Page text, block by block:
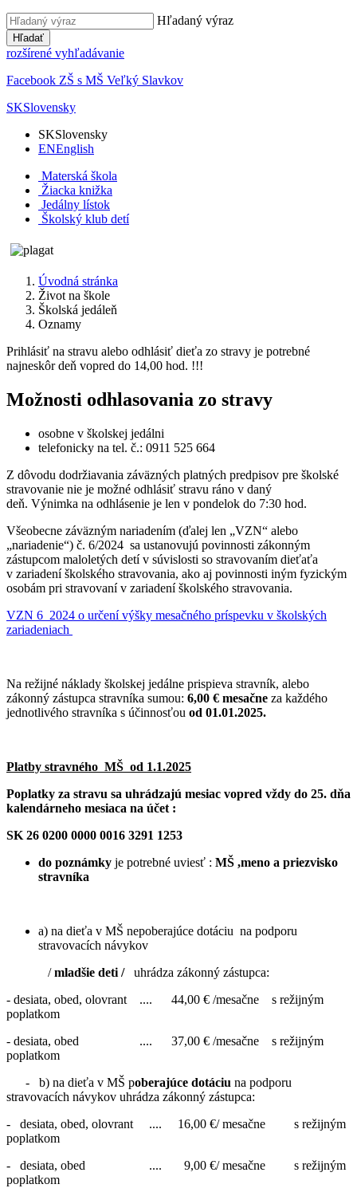
Hľadaný výraz
Hľadať
rozšírené vyhľadávanie
Facebook ZŠ s MŠ Veľký Slavkov
SKSlovensky
SKSlovensky
ENEnglish
Materská škola
Žiacka knižka
Jedálny lístok
Školský klub detí
Úvodná stránka
Život na škole
Školská jedáleň
Oznamy
Prihlásiť na stravu alebo odhlásiť dieťa zo stravy je potrebné
najneskôr deň vopred do 14,00 hod. !!!
Možnosti odhlasovania zo stravy
osobne v školskej jedálni
telefonicky na tel. č.: 0911 525 664
Z dôvodu dodržiavania záväzných platných predpisov pre školské
stravovanie nie je možné odhlásiť stravu ráno v daný
deň. Výnimka na odhlásenie je len v pondelok do 7:30 hod.
Všeobecne záväzným nariadením (ďalej len „VZN“ alebo
„nariadenie“) č. 6/2024 sa ustanovujú povinnosti zákonným
zástupcom maloletých detí v súvislosti so stravovaním dieťaťa
v zariadení školského stravovania, ako aj povinnosti iným fyzickým
osobám pri stravovaní v zariadení školského stravovania.
VZN 6_2024 o určení výšky mesačného príspevku v školských
zariadeniach
Na režijné náklady školskej jedálne prispieva stravník, alebo
zákonný zástupca stravníka sumou: 6,00 € mesačne za každého
jednotlivého stravníka s účinnosťou od 01.01.2025.
Platby stravného MŠ od 1.1.2025
Poplatky za stravu sa uhrádzajú mesiac vopred vždy do 25. dňa
kalendárneho mesiaca na účet :
SK 26 0200 0000 0016 3291 1253
do poznámky je potrebné uviesť : MŠ ,meno a priezvisko
stravníka
a) na dieťa v MŠ nepoberajúce dotáciu na podporu
stravovacích návykov
/mladšie deti /uhrádza zákonný zástupca:
- desiata, obed, olovrant .... 44,00 € /mesačne s režijným
poplatkom
- desiata, obed .... 37,00 € /mesačne s režijným
poplatkom
- b) na dieťa v MŠ poberajúce dotáciu na podporu
stravovacích návykov uhrádza zákonný zástupca:
- desiata, obed, olovrant .... 16,00 €/ mesačne s režijným
poplatkom
- desiata, obed .... 9,00 €/ mesačne s režijným
poplatkom